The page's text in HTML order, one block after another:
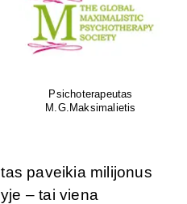
Psichoterapeutas
M.G.Maksimalietis
paveikia milijonus
– tai viena